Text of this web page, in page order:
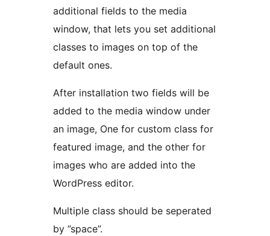
additional fields to the media
window, that lets you set additional
classes to images on top of the
default ones.
After installation two fields will be
added to the media window under
an image, One for custom class for
featured image, and the other for
images who are added into the
WordPress editor.
Multiple class should be seperated
by ”space”.